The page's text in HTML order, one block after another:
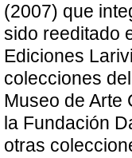
(2007) que
sido reeditado
Ediciones
colecciones
Museo de Arte
la Fundación
otras